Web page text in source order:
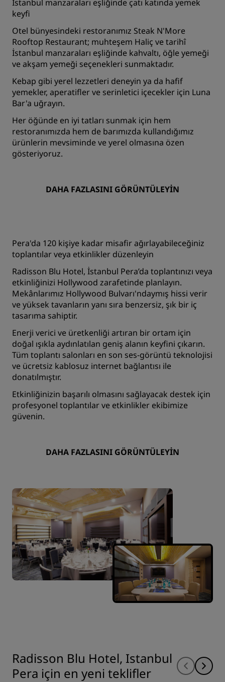
İstanbul manzaraları eşliğinde çatı katında yemek
keyfi
Otel bünyesindeki restoranımız Steak N'More
Rooftop Restaurant; muhteşem Haliç ve tarihî
İstanbul manzaraları eşliğinde kahvaltı, öğle yemeği
ve akşam yemeği seçenekleri sunmaktadır.
Kebap gibi yerel lezzetleri deneyin ya da hafif
yemekler, aperatifler ve serinletici içecekler için Luna
Bar'a uğrayın.
Her öğünde en iyi tatları sunmak için hem
restoranımızda hem de barımızda kullandığımız
ürünlerin mevsiminde ve yerel olmasına özen
gösteriyoruz.
DAHA FAZLASINI GÖRÜNTÜLEYIN
Pera'da 120 kişiye kadar misafir ağırlayabileceğiniz
toplantılar veya etkinlikler düzenleyin
Radisson Blu Hotel, İstanbul Pera’da toplantınızı veya
etkinliğinizi Hollywood zarafetinde planlayın.
Mekânlarımız Hollywood Bulvarı'ndaymış hissi verir
ve yüksek tavanların yanı sıra benzersiz, şık bir iç
tasarıma sahiptir.
Enerji verici ve üretkenliği artıran bir ortam için
doğal ışıkla aydınlatılan geniş alanın keyfini çıkarın.
Tüm toplantı salonları en son ses-görüntü teknolojisi
ve ücretsiz kablosuz internet bağlantısı ile
donatılmıştır.
Etkinliğinizin başarılı olmasını sağlayacak destek için
profesyonel toplantılar ve etkinlikler ekibimize
güvenin.
DAHA FAZLASINI GÖRÜNTÜLEYIN
Radisson Blu Hotel, Istanbul
Pera için en yeni teklifler